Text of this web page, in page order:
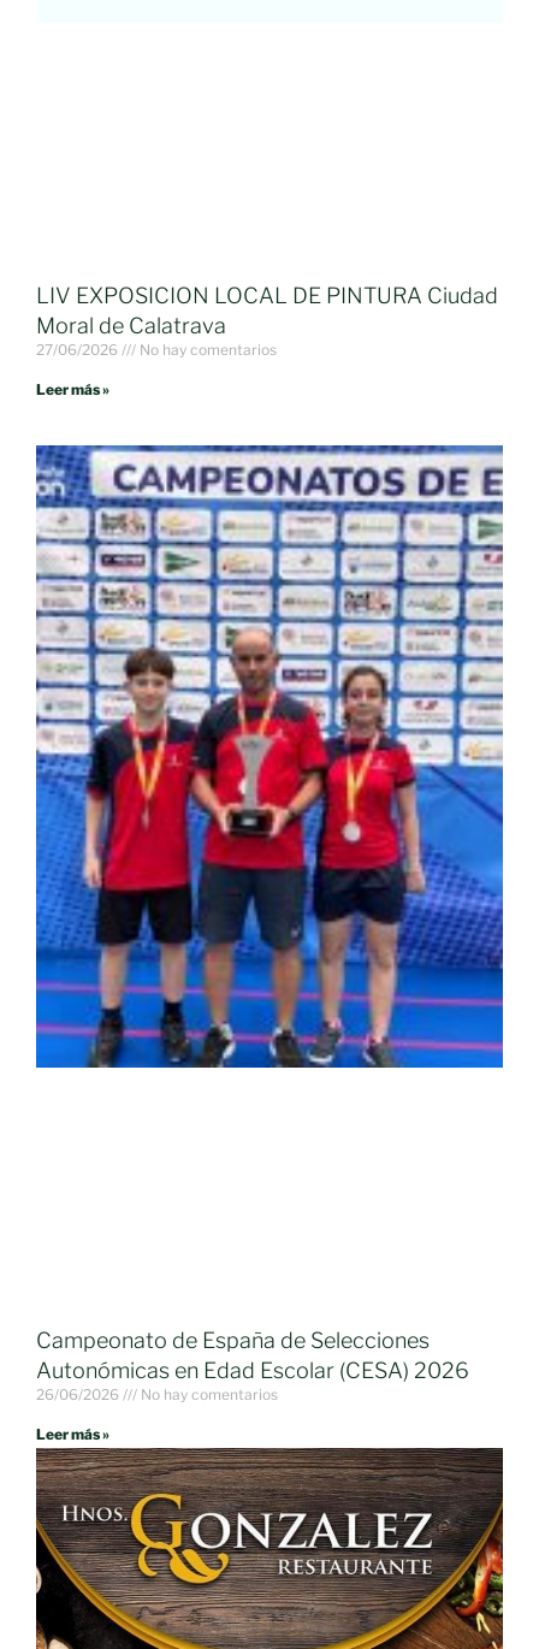
LIV EXPOSICION LOCAL DE PINTURA Ciudad
Moral de Calatrava
27/06/2026 No hay comentarios
Leer más »
Campeonato de España de Selecciones
Autonómicas en Edad Escolar (CESA) 2026
26/06/2026 No hay comentarios
Leer más »